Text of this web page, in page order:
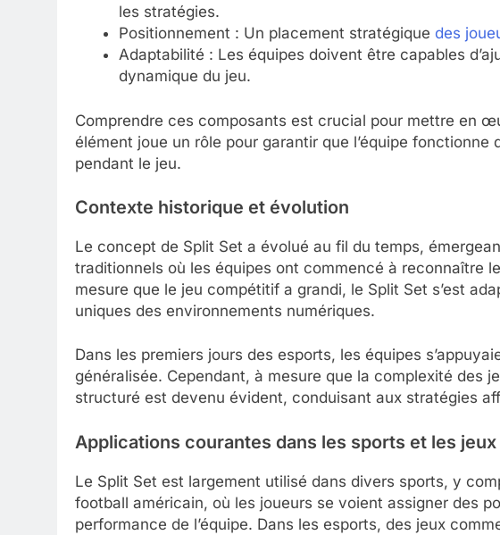
les stratégies.
Positionnement : Un placement stratégique des
Adaptabilité : Les équipes doivent être capables
dynamique du jeu.
Comprendre ces composants est crucial pour mettre en
élément joue un rôle pour garantir que l’équipe
pendant le jeu.
Contexte historique et évolution
Le concept de Split Set a évolué au fil du temps,
traditionnels où les équipes ont commencé à reconnaître
mesure que le jeu compétitif a grandi, le Split Set s’est
uniques des environnements numériques.
Dans les premiers jours des esports, les équipes
généralisée. Cependant, à mesure que la complexité des
structuré est devenu évident, conduisant aux stratégies
Applications courantes dans les sports et les jeux
Le Split Set est largement utilisé dans divers sports, y
football américain, où les joueurs se voient assigner des
performance de l’équipe. Dans les esports, des jeux